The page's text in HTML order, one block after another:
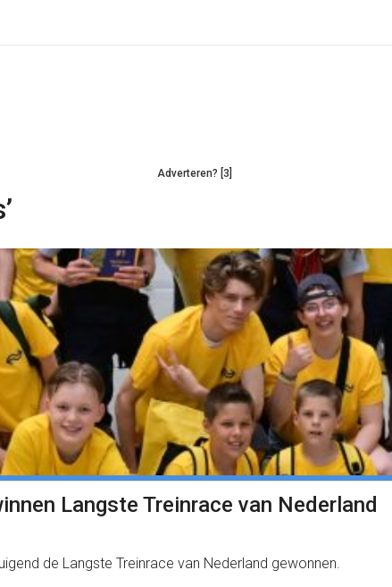
Adverteren? [3]
Langste Treinrace van Nederland
de Langste Treinrace van Nederland gewonnen.